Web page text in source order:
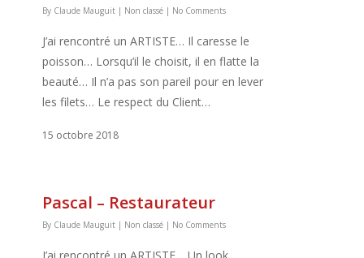
By Claude Mauguit | Non classé | No Comments
J’ai rencontré un ARTISTE… Il caresse le
poisson… Lorsqu’il le choisit, il en flatte la
beauté… Il n’a pas son pareil pour en lever
les filets… Le respect du Client…
15 octobre 2018
Pascal – Restaurateur
By Claude Mauguit | Non classé | No Comments
J’ai rencontré un ARTISTE… Un look